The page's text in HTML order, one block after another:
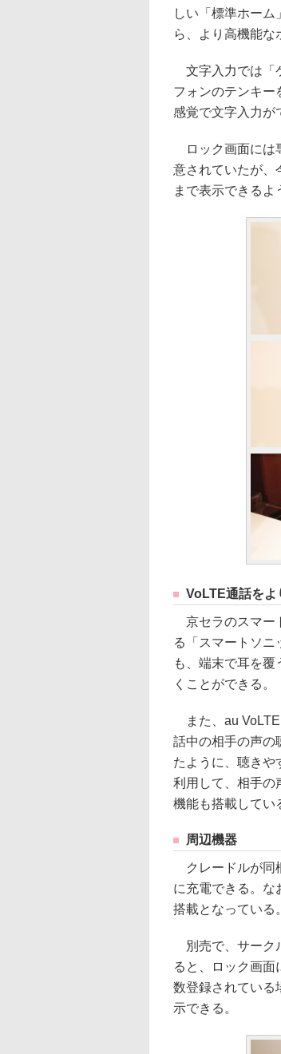
しい「標準ホー
ら、より高機能な
文字入力では「
フォンのテンキー
感覚で文字入力が
ロック画面には
意されていたが、
まで表示できるよ
VoLTE通話をよ
京セラのスマー
る「スマートソ
も、端末で耳を
くことができる。
また、au VoLTE
話中の相手の声の
たように、聴きや
利用して、相手の
機能も搭載してい
周辺機器
クレードルが同
に充電できる。な
搭載となっている。
別売で、サーク
ると、ロック画面
数登録されている
示できる。